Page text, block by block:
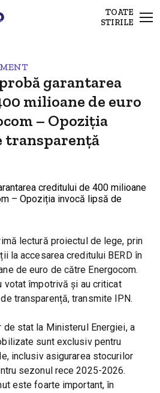
TOATE
STIRILE
garantarea
milioane de euro
– Opoziția
transparență
lectură proiectul de lege, prin
la accesarea creditului BERD în
de euro de către Energocom.
votat împotrivă și au criticat
transparență, transmite IPN.
de stat la Ministerul Energiei, a
sunt exclusiv pentru
inclusiv asigurarea stocurilor
sezonul rece 2025-2026.
este foarte important, în